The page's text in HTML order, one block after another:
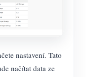
nastavení. Tato
načítat data ze